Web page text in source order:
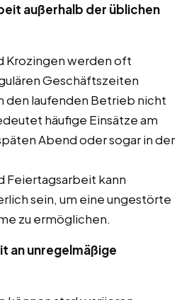
außerhalb der üblichen
Krozingen werden oft
Geschäftszeiten
den laufenden Betrieb nicht
häufige Einsätze am
Abend oder sogar in der
Feiertagsarbeit kann
sein, um eine ungestörte
zu ermöglichen.
an unregelmäßige